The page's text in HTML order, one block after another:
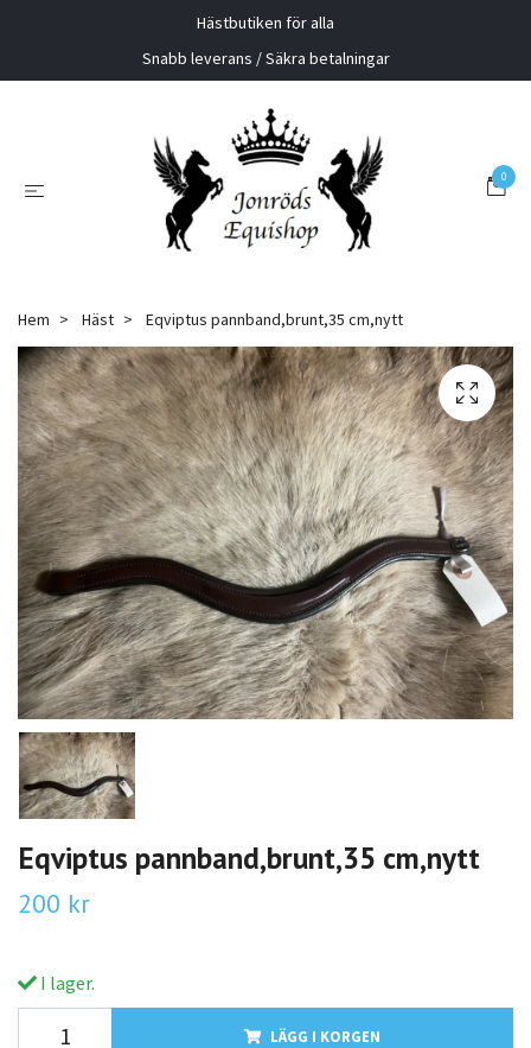
Hästbutiken för alla
Snabb leverans / Säkra betalningar
0
Hem Häst Eqviptus pannband,brunt,35 cm,nytt
Eqviptus pannband,brunt,35 cm,nytt
200 kr
I lager.
LÄGG I KORGEN